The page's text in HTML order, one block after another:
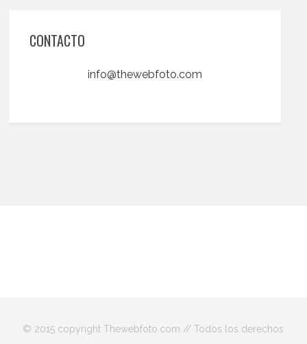
CONTACTO
info@thewebfoto.com
© 2015 copyright Thewebfoto.com // Todos los derechos